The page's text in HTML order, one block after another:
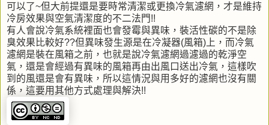
可以了~但大前提還是要時常清潔或更換冷氣濾網，才是維持
冷房效果與空氣清潔度的不二法門!!
有人會說冷氣系統裡面也會發霉與異味，裝活性碳的不是除
臭效果比較好??但異味發生源是在冷凝器(風箱)上，而冷氣
濾網是裝在風箱之前，也就是說冷氣濾網過濾過的乾淨空
氣，還是會經過有異味的風箱再由出風口送出冷氣，這樣吹
到的風還是會有異味，所以這情況與用多好的濾網也沒有關
係，這要用其他方式處理與解決!!